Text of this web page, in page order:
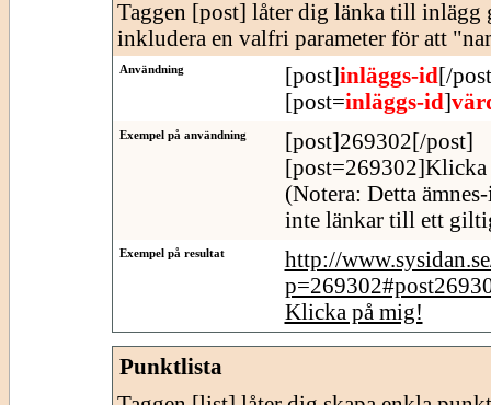
Taggen [post] låter dig länka till inlägg
inkludera en valfri parameter för att
Användning [post]inläggs-id[/
[post=inläggs-id]
Exempel på användning
[post]269302[/post]
(Notera: Detta
inte länkar till ett
Exempel på resultat
http://
Klicka på mig!
Punktlista